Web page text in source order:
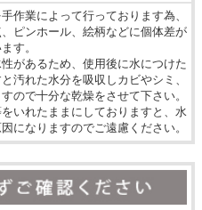
作業によって行っております為、
ピンホール、絵柄などに個体差が
す。
があるため、使用後に水につけた
汚れた水分を吸収しカビやシミ、
ので十分な乾燥をさせて下さい。
いれたままにしておりますと、水
になりますのでご遠慮ください。